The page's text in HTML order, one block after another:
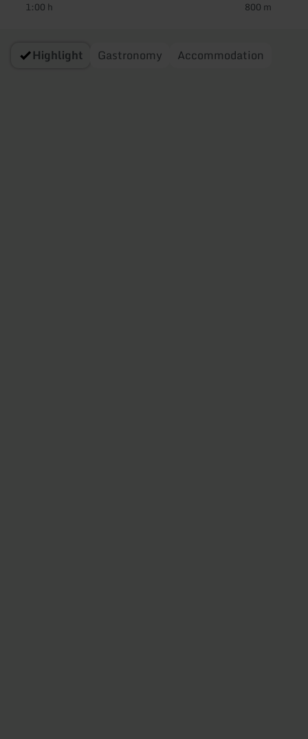
1:00 h 800 m
Highlight Gastronomy Accommodation